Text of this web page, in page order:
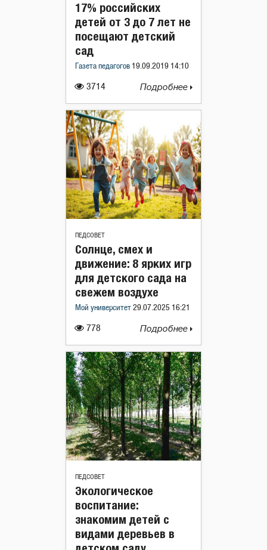
3714
17% российских
детей от 3 до 7 лет не
посещают детский
сад
Газета педагогов 19.09.2019 14:10
Подробнее
ПЕДСОВЕТ
778
Солнце, смех и
движение: 8 ярких игр
для детского сада на
свежем воздухе
Мой университет 29.07.2025 16:21
Подробнее
ПЕДСОВЕТ
Экологическое
воспитание:
знакомим детей с
видами деревьев в